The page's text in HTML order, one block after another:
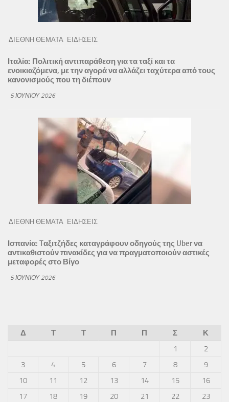
ΔΙΕΘΝΗ ΘΕΜΑΤΑ ΕΙΔΗΣΕΙΣ
Ιταλία: Πολιτική αντιπαράθεση για τα ταξί και τα
ενοικιαζόμενα, με την αγορά να αλλάζει ταχύτερα από τους
κανονισμούς που τη διέπουν
5 ΙΟΥΝΊΟΥ 2026
ΔΙΕΘΝΗ ΘΕΜΑΤΑ ΕΙΔΗΣΕΙΣ
Ισπανία: Tαξιτζήδες καταγράφουν οδηγούς της Uber να
αντικαθιστούν πινακίδες για να πραγματοποιούν αστικές
μεταφορές στο Βίγο
5 ΙΟΥΝΊΟΥ 2026
Δ Τ Τ Π Π Σ
Κ
1
2
3
4 5 6 7 8
9
10
11 12 13 14 15
16
17
18 19 20 21 22
23